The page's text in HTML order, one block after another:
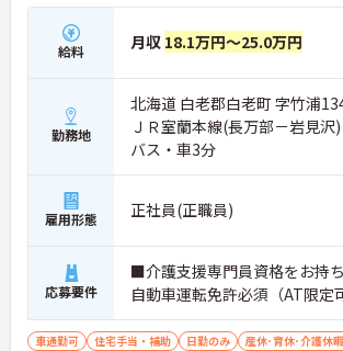
給料 月収 18.1万円～25.0万円
勤務地
北海道 白老郡白老町 字竹浦
ＪＲ室蘭本線(長万部－岩見沢)
バス・車3分
雇用形態 正社員(正職員)
応募要件
■介護支援専門員資格をお持
自動車運転免許必須（AT限定
車通勤可 住宅手当・補助 日勤のみ
産休･育休･介護休